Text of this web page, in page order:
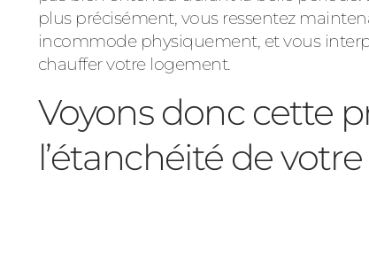
plus précisément, vous ressentez
incommode physiquement, et vous
chauffer votre logement.
Voyons donc cette
l’étanchéité de